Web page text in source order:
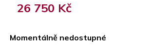
26 750 Kč
Momentálně nedostupné